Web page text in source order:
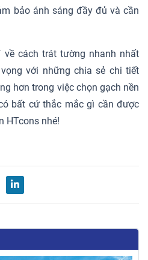
bảo ánh sáng đầy đủ và cần
cách trát tường nhanh nhất
với những chia sẻ chi tiết
hơn trong việc chọn gạch nền
bất cứ thắc mắc gì cần được
HTcons nhé!